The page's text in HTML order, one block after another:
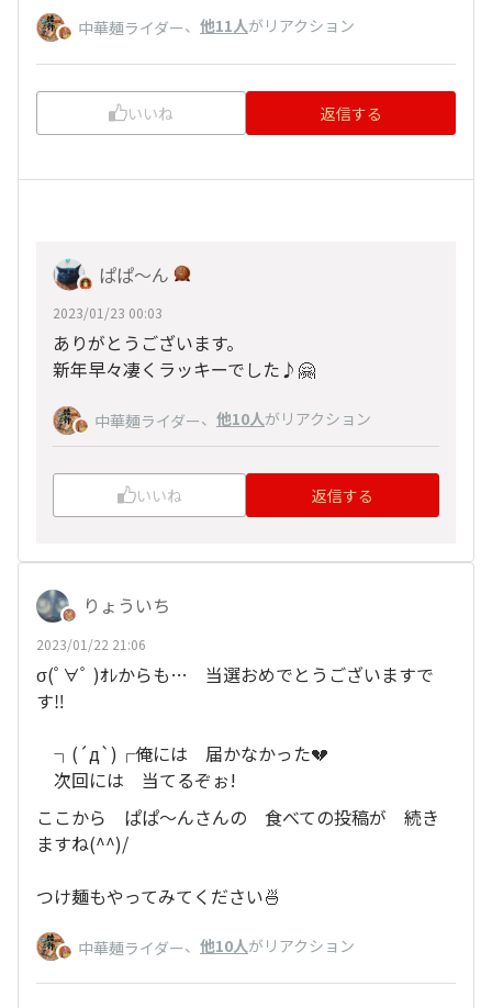
中華麺ライダー、 他11人がリアクション
いいね 返信する
ぱぱ〜ん
2023/01/23 00:03
ありがとうございます。
新年早々凄くラッキーでした♪🤗
中華麺ライダー、 他10人がリアクション
いいね 返信する
りょういち
2023/01/22 21:06
σ(ﾟ∀ﾟ )ｵﾚからも… 当選おめでとうございますで
す‼
┐⁠(⁠´⁠д⁠`⁠)⁠┌俺には 届かなかった💔
次回には 当てるぞぉ!
ここから ぱぱ〜んさんの 食べての投稿が 続き
ますね(^^)/
つけ麺もやってみてください🍜
中華麺ライダー、 他10人がリアクション